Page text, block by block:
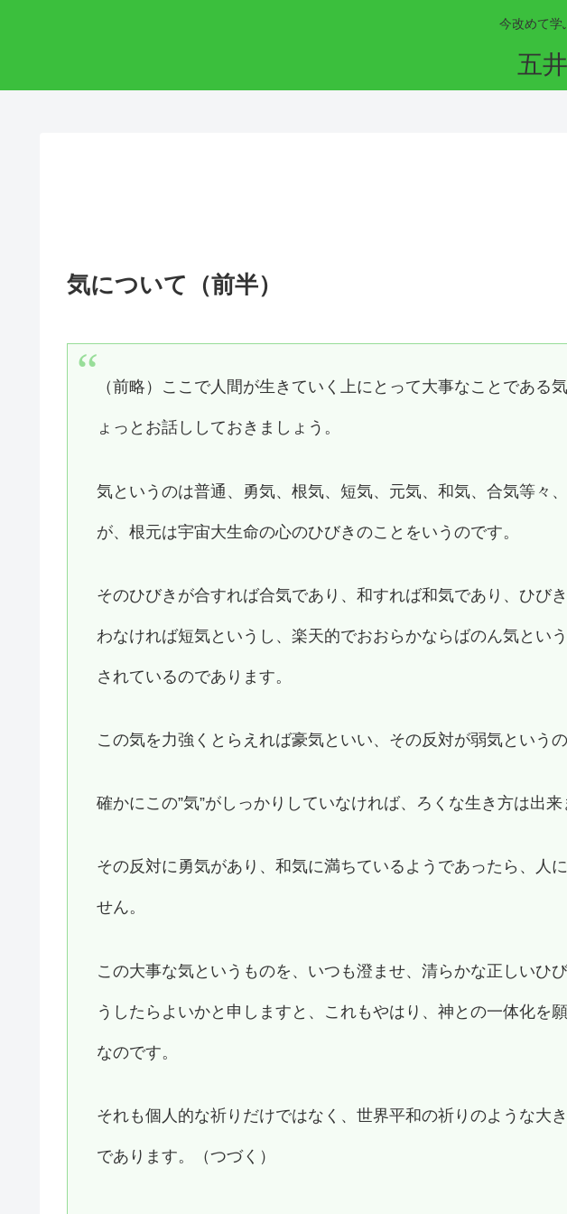
今改めて学
五
気について（前半）
（前略）ここで人間が生きていく上にとって大事なことである
ょっとお話ししておきましょう。
気というのは普通、勇気、根気、短気、元気、和気、合気等々
が、根元は宇宙大生命の心のひびきのことをいうのです。
そのひびきが合すれば合気であり、和すれば和気であり、ひび
わなければ短気というし、楽天的でおおらかならばのん気とい
されているのであります。
この気を力強くとらえれば豪気といい、その反対が弱気というの
確かにこの”気”がしっかりしていなければ、ろくな生き方は出来
その反対に勇気があり、和気に満ちているようであったら、人
せん。
この大事な気というものを、いつも澄ませ、清らかな正しいひ
うしたらよいかと申しますと、これもやはり、神との一体化を
なのです。
それも個人的な祈りだけではなく、世界平和の祈りのような大
であります。（つづく）